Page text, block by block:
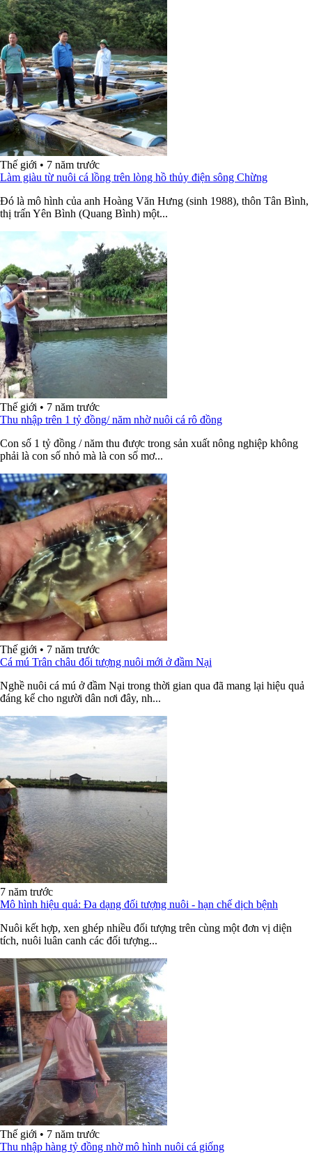
Thế giới • 7 năm trước
Làm giàu từ nuôi cá lồng trên lòng hồ thủy điện sông Chừng
Đó là mô hình của anh Hoàng Văn Hưng (sinh 1988), thôn Tân Bình,
thị trấn Yên Bình (Quang Bình) một...
Thế giới • 7 năm trước
Thu nhập trên 1 tỷ đồng/ năm nhờ nuôi cá rô đồng
Con số 1 tỷ đồng / năm thu được trong sản xuất nông nghiệp không
phải là con số nhỏ mà là con số mơ...
Thế giới • 7 năm trước
Cá mú Trân châu đối tượng nuôi mới ở đầm Nại
Nghề nuôi cá mú ở đầm Nại trong thời gian qua đã mang lại hiệu quả
đáng kể cho người dân nơi đây, nh...
7 năm trước
Mô hình hiệu quả: Đa dạng đối tượng nuôi - hạn chế dịch bệnh
Nuôi kết hợp, xen ghép nhiều đối tượng trên cùng một đơn vị diện
tích, nuôi luân canh các đối tượng...
Thế giới • 7 năm trước
Thu nhập hàng tỷ đồng nhờ mô hình nuôi cá giống